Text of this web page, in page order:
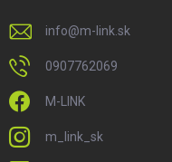
info@m-link.sk
0907762069
M-LINK
m_link_sk